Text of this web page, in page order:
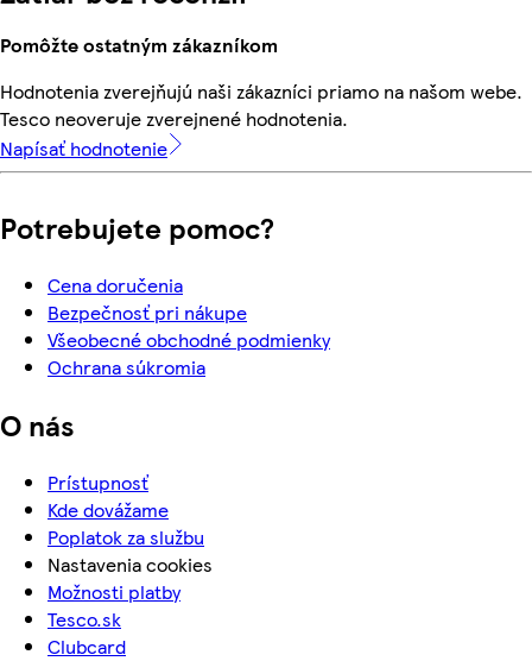
Pomôžte ostatným zákazníkom
Hodnotenia zverejňujú naši zákazníci priamo na našom webe.
Tesco neoveruje zverejnené hodnotenia.
Napísať hodnotenie
Potrebujete pomoc?
Cena doručenia
Bezpečnosť pri nákupe
Všeobecné obchodné podmienky
Ochrana súkromia
O nás
Prístupnosť
Kde dovážame
Poplatok za službu
Nastavenia cookies
Možnosti platby
Tesco.sk
Clubcard